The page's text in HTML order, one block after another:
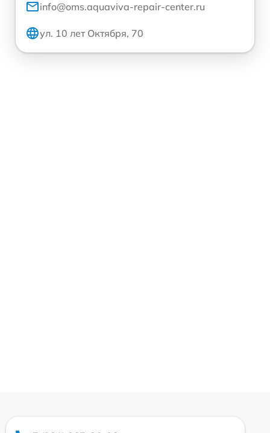
info@oms.aquaviva-repair-center.ru
ул. 10 лет Октября, 70